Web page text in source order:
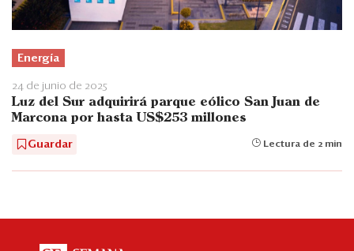
Energía
24 de junio de 2025
Luz del Sur adquirirá parque eólico San Juan de
Marcona por hasta US$253 millones
Guardar Lectura de 2 min